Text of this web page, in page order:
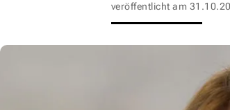
veröffentlicht am